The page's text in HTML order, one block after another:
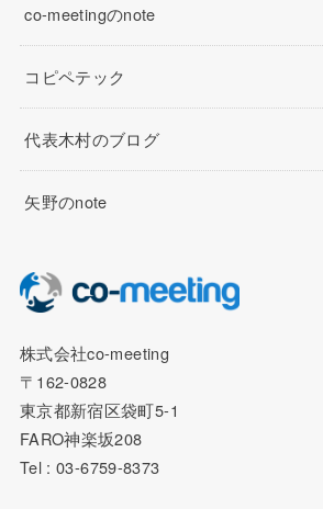
co-meetingのnote
コピペテック
代表木村のブログ
矢野のnote
株式会社co-meeting
〒162-0828
東京都新宿区袋町5-1
FARO神楽坂208
Tel : 03-6759-8373